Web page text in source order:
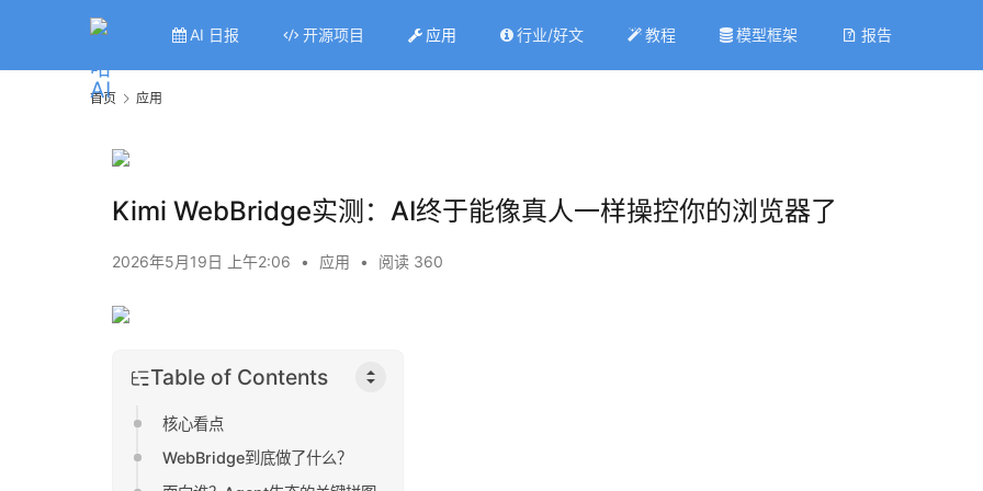
AI 日报 开源项目 应用 行业/好文 教程 模型框架 报告
首页 应用
Kimi WebBridge实测：AI终于能像真人一样操控你的浏览器了
2026年5月19日 上午2:06 • 应用 • 阅读 360
Table of Contents
核心看点
WebBridge到底做了什么？